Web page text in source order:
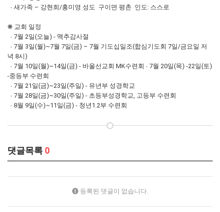
∙ 새가족 – 강현희/홍미영 성도 구이면 평촌 인도: 스스로
❋ 교회 일정
∙ 7월 2일(오늘) - 맥추감사절
∙ 7월 3일(월)~7월 7일(금) – 7월 기도십일조(합심기도회 7일/금요일 저
녁 8시)
∙ 7월 10일(월)~14일(금) - 바울선교회 MK수련회 ∙ 7월 20일(목) -22일(토)
-중등부 수련회
∙ 7월 21일(금)~23일(주일) - 유년부 성경학교
∙ 7월 28일(금)~30일(주일) - 초등부성경학교, 고등부 수련회
∙ 8월 9일(수)~11일(금) - 청년1.2부 수련회
댓글목록 0
등록된 댓글이 없습니다.